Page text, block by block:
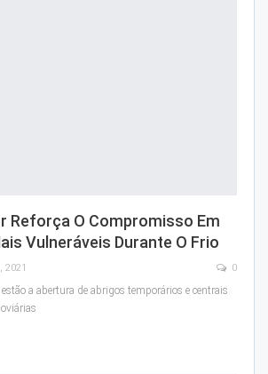
Reforça O Compromisso Em
Vulneráveis Durante O Frio
2021 0
estão a abertura de abrigos temporários e centrais